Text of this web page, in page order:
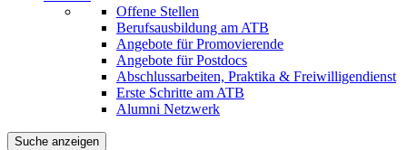
Offene Stellen
Berufsausbildung am ATB
Angebote für Promovierende
Angebote für Postdocs
Abschlussarbeiten, Praktika & Freiwilligendienst
Erste Schritte am ATB
Alumni Netzwerk
Suche anzeigen